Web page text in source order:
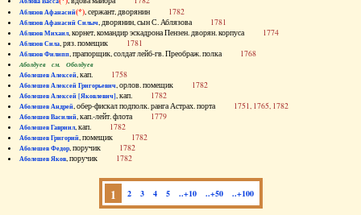
Аблязов Афанасий(*), сержант, дворянин 1782
Аблязов Афанасий Силыч, дворянин, сын С. Аблязова 1781
Аблязов Михаил, корнет, командир эскадрона Пензен. дворян. корпуса 1774
Аблязов Сила, ряз. помещик 1781
Аблязов Филипп, прапорщик, солдат лейб-гв. Преображ. полка 1768
Аболдуев см. Оболдуев
Аболешев Алексей, кап. 1758
Аболешев Алексей Григорьевич, орлов. помещик 1782
Аболешев Алексей [Яковлевич], кап. 1782
Аболешев Андрей, обер-фискал подполк. ранга Астрах. порта 1751, 1765, 1782
Аболешев Василий, кап.-лейт. флота 1779
Аболешев Гавриил, кап. 1782
Аболешев Григорий, помещик 1782
Аболешев Федор, поручик 1782
Аболешев Яков, поручик 1782
1 2 3 4 5 ..+10 ..+50 ..+100